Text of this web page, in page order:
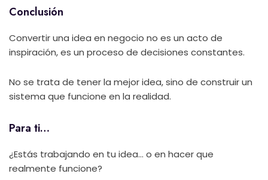
Conclusión
Convertir una idea en negocio no es un acto de
inspiración, es un proceso de decisiones constantes.
No se trata de tener la mejor idea, sino de construir un
sistema que funcione en la realidad.
Para ti…
¿Estás trabajando en tu idea… o en hacer que
realmente funcione?